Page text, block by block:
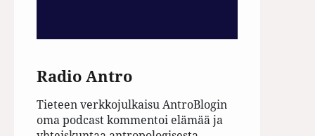
Radio Antro
Tieteen verkkojulkaisu AntroBlogin
oma podcast kommentoi elämää ja